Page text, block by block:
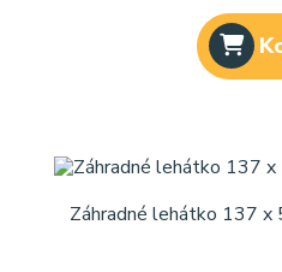
Záhradné lehátko 137 x